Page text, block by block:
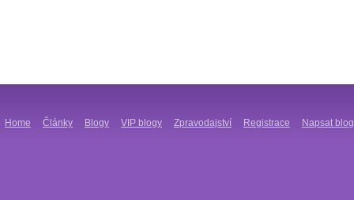
Home Články Blogy VIP blogy Zpravodajství Registrace Napsat blog